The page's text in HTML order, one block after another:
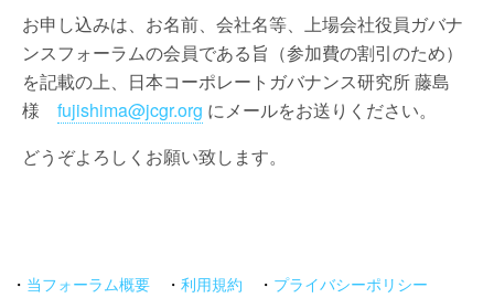
お申し込みは、お名前、会社名等、上場会社役員ガバナ
ンスフォーラムの会員である旨（参加費の割引のため）
を記載の上、日本コーポレートガバナンス研究所 藤島
様 fujishima@jcgr.org にメールをお送りください。
どうぞよろしくお願い致します。
・ 当フォーラム概要 ・ 利用規約 ・ プライバシーポリシー